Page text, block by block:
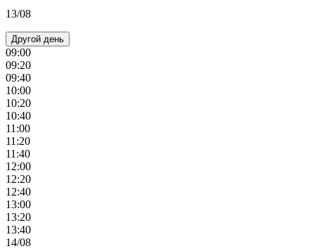
13/08
Другой день
09:00
09:20
09:40
10:00
10:20
10:40
11:00
11:20
11:40
12:00
12:20
12:40
13:00
13:20
13:40
14/08